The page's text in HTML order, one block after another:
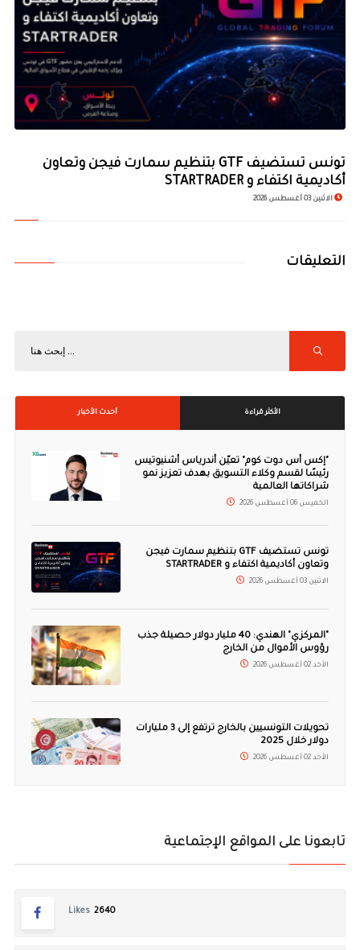
تونس تستضيف GTF بتنظيم سمارت فيجن وتعاون
أكاديمية اكتفاء و STARTRADER
الاثنين 03 أغسطس 2026
التعليقات
الأكثر قراءة أحدث الأخبار
"إكس أس دوت كوم" تعيّن أندرياس أشنيوتيس
رئيسًا لقسم وكلاء التسويق بهدف تعزيز نمو
شراكاتها العالمية
الخميس 06 أغسطس 2026
تونس تستضيف GTF بتنظيم سمارت فيجن
وتعاون أكاديمية اكتفاء و STARTRADER
الاثنين 03 أغسطس 2026
"المركزي" الهندي: 40 مليار دولار حصيلة جذب
رؤوس الأموال من الخارج
الأحد 02 أغسطس 2026
تحويلات التونسيين بالخارج ترتفع إلى 3 مليارات
دولار خلال 2025
الأحد 02 أغسطس 2026
تابعونا على المواقع الإجتماعية
Likes 2640